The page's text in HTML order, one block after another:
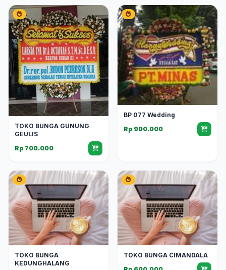
TOKO BUNGA GUNUNG
GEULIS
Rp 700.000
BP 077 Wedding
Rp 900.000
TOKO BUNGA
KEDUNGHALANG
TOKO BUNGA CIMANDALA